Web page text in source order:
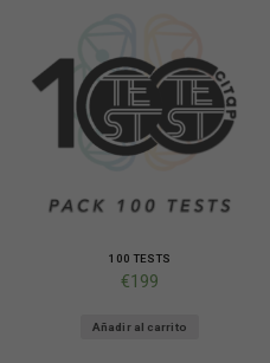
100 TESTS
€199
Añadir al carrito